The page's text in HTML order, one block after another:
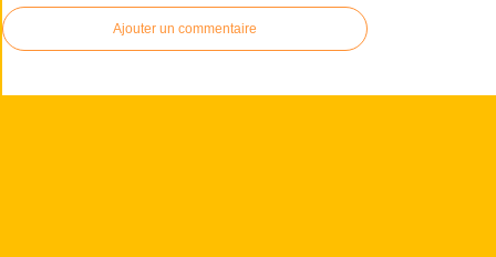
Ajouter un commentaire